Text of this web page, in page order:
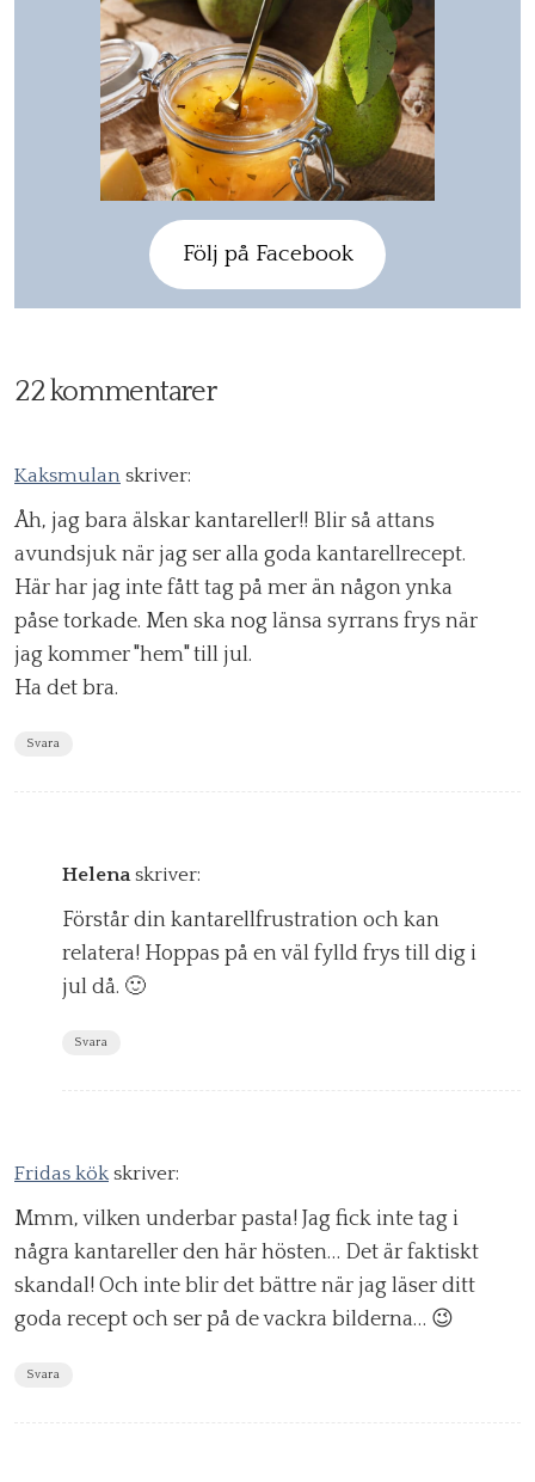
Följ på Facebook
22 kommentarer
Kaksmulan skriver:
Åh, jag bara älskar kantareller!! Blir så attans
avundsjuk när jag ser alla goda kantarellrecept.
Här har jag inte fått tag på mer än någon ynka
påse torkade. Men ska nog länsa syrrans frys när
jag kommer "hem" till jul.
Ha det bra.
Svara
Helena skriver:
Förstår din kantarellfrustration och kan
relatera! Hoppas på en väl fylld frys till dig i
jul då. 🙂
Svara
Fridas kök skriver:
Mmm, vilken underbar pasta! Jag fick inte tag i
några kantareller den här hösten… Det är faktiskt
skandal! Och inte blir det bättre när jag läser ditt
goda recept och ser på de vackra bilderna… 😉
Svara